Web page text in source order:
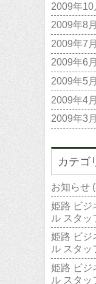
2009年10
2009年8月
2009年7月
2009年6月
2009年5月
2009年4月
2009年3月
カテゴ
お知らせ
姫路 ビジ
ル スタッ
姫路 ビジ
ル スタッ
姫路 ビジ
ル スタッ